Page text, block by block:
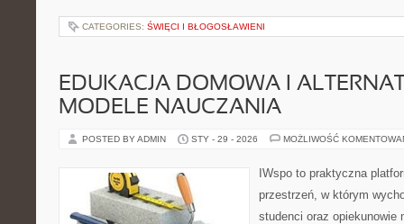
CATEGORIES: ŚWIĘCI I BŁOGOSŁAWIENI
EDUKACJA DOMOWA I
MODELE NAUCZANIA
POSTED BY ADMIN STY - 29 - 2026 MOŻLIWOŚĆ
IWspo to praktyczna
przestrzeń, w którym
studenci oraz opiekunowie